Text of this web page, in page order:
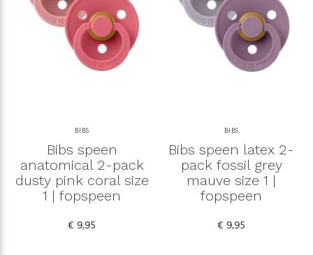
BIBS
Bibs speen
anatomical 2-pack
dusty pink coral size
1 | fopspeen
€ 9,95
BIBS
Bibs speen latex 2-
pack fossil grey
mauve size 1 |
fopspeen
€ 9,95